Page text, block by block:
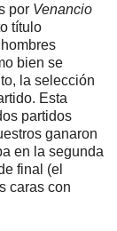
por Venancio
título
bien se
la selección
Esta
partidos
ganaron
en la segunda
final (el
caras con